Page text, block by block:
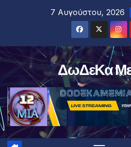
7 Αυγούστου, 2026
ΔωΔεΚα